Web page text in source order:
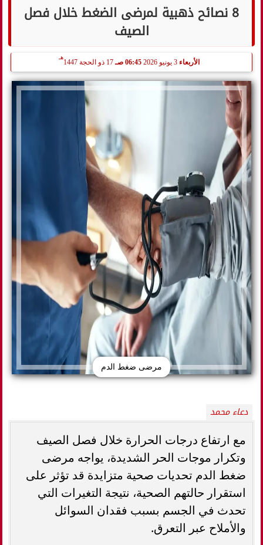
8 نصائح ذهبية لمرضى الضغط خلال فصل
الصيف
الأربعاء 06:45 صـ 17 ذو الحجة 1447
هـ
مرضى ضغط الدم
دعاء محمد
مع ارتفاع درجات الحرارة خلال فصل الصيف
وتكرار موجات الحر الشديدة، يواجه مرضى
ضغط الدم تحديات صحية متزايدة قد تؤثر على
استقرار حالتهم الصحية، نتيجة التغيرات التي
تحدث في الجسم بسبب فقدان السوائل
والأملاح عبر التعرق.